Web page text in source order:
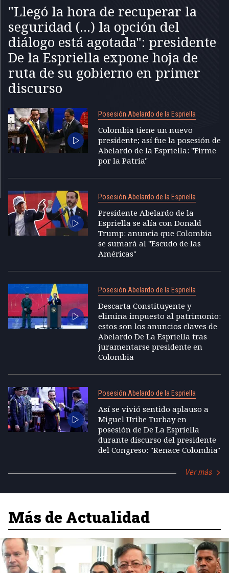
"Llegó la hora de recuperar la
seguridad (...) la opción del
diálogo está agotada": presidente
De la Espriella expone hoja de
ruta de su gobierno en primer
discurso
Posesión Abelardo de la Espriella
Colombia tiene un nuevo
presidente; así fue la posesión de
Abelardo de la Espriella: "Firme
por la Patria"
Posesión Abelardo de la Espriella
Presidente Abelardo de la
Espriella se alía con Donald
Trump: anuncia que Colombia
se sumará al "Escudo de las
Américas"
Posesión Abelardo de la Espriella
Descarta Constituyente y
elimina impuesto al patrimonio:
estos son los anuncios claves de
Abelardo De La Espriella tras
juramentarse presidente en
Colombia
Posesión Abelardo de la Espriella
Así se vivió sentido aplauso a
Miguel Uribe Turbay en
posesión de De La Espriella
durante discurso del presidente
del Congreso: "Renace Colombia"
Ver más
Más de Actualidad